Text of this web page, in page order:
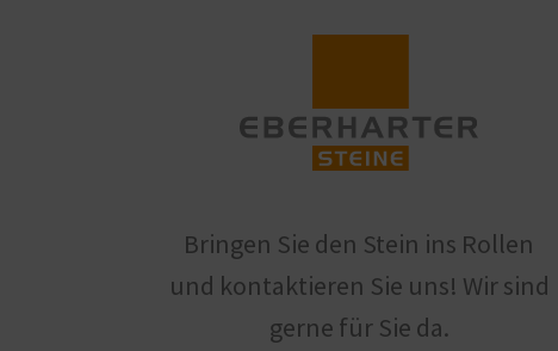
Bringen Sie den Stein ins Rollen
und kontaktieren Sie uns! Wir sind
gerne für Sie da.